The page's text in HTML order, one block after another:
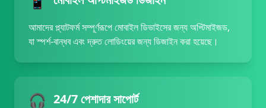
29/06/2026 মিয়া*** জিতেছেন 29,000 BDT 🔥
29/06/2026 হোস*** উত্তোলন সফল 15,400 BDT 🏦
29/06/2026 রহম*** বোনাস পেয়েছেন 2,500 BDT 🎉
29/06/2026 রহমা*** বোনাস পেয়েছেন 1,550 BDT 🎁
আমাদের প্ল্যাটফর্ম সম্পূর্ণরূপে মোবাইল ডিভাইসের জন্য অপ্টিমাইজড,
যা স্পর্শ-বান্ধব এবং দ্রুত লোডিংয়ের জন্য ডিজাইন করা হয়েছে।
🎧 24/7 পেশাদার সাপোর্ট